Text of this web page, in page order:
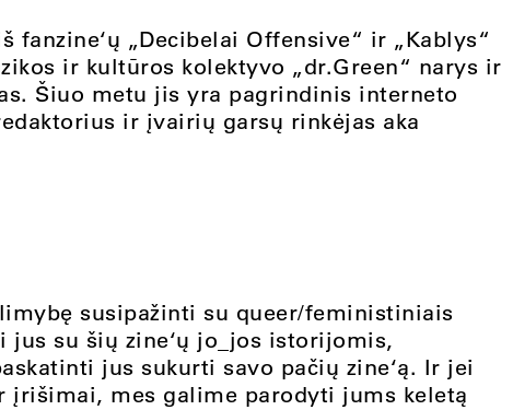
fanzine‘ų „Decibelai Offensive“ ir „Kablys“
ir kultūros kolektyvo „dr.Green“ narys ir
Šiuo metu jis yra pagrindinis interneto
ir įvairių garsų rinkėjas aka
susipažinti su queer/feministiniais
jus su šių zine‘ų jo_jos istorijomis,
jus sukurti savo pačių zine‘ą. Ir jei
įrišimai, mes galime parodyti jums keletą